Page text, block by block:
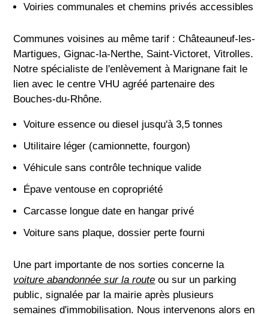
Voiries communales et chemins privés accessibles
Communes voisines au même tarif : Châteauneuf-les-
Martigues, Gignac-la-Nerthe, Saint-Victoret, Vitrolles.
Notre spécialiste de l'enlèvement à Marignane fait le
lien avec le centre VHU agréé partenaire des
Bouches-du-Rhône.
Voiture essence ou diesel jusqu'à 3,5 tonnes
Utilitaire léger (camionnette, fourgon)
Véhicule sans contrôle technique valide
Épave ventouse en copropriété
Carcasse longue date en hangar privé
Voiture sans plaque, dossier perte fourni
Une part importante de nos sorties concerne la
voiture abandonnée sur la route ou sur un parking
public, signalée par la mairie après plusieurs
semaines d'immobilisation. Nous intervenons alors en